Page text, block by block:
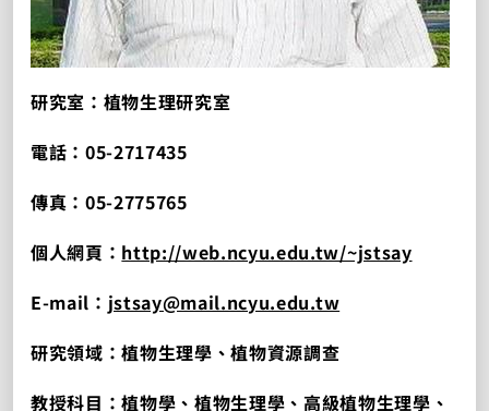
研究室：植物生理研究室
電話：05-2717435
傳真：05-2775765
個人網頁： http://web.ncyu.edu.tw/~jstsay
E-mail： jstsay@mail.ncyu.edu.tw
研究領域：植物生理學、植物資源調查
教授科目：植物學、植物生理學、高級植物生理學、